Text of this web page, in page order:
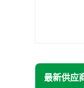
最新供应